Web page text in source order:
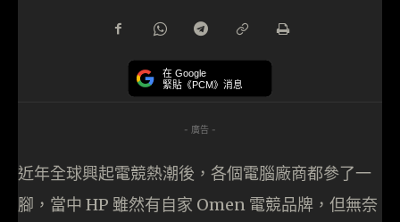
在 Google
緊貼《PCM》消息
- 廣告 -
近年全球興起電競熱潮後，各個電腦廠商都參了一
腳，當中 HP 雖然有自家 Omen 電競品牌，但無奈